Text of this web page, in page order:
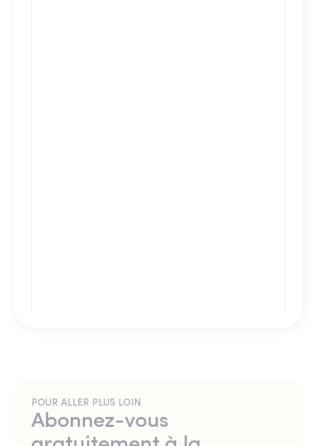
POUR ALLER PLUS LOIN
Abonnez-vous